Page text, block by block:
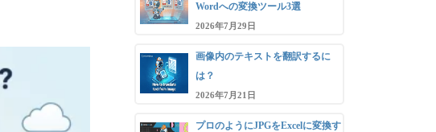
Italiano
Polski
Wordへの変換ツール3選
2026年7月29日
画像内のテキストを翻訳するに
は？
2026年7月21日
プロのようにJPGをExcelに変換す